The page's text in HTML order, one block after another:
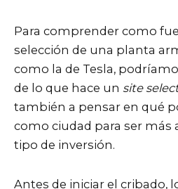
Para comprender como
selección de una planta
como la de Tesla,
de lo que hace un site
también a pensar en qué
como ciudad para ser más
tipo de inversión.
Antes de iniciar el cribado,